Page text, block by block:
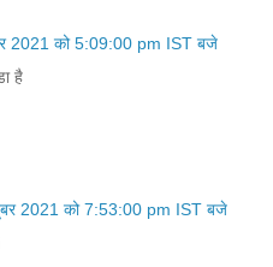
2021 को 5:09:00 pm IST बजे
है
2021 को 7:53:00 pm IST बजे